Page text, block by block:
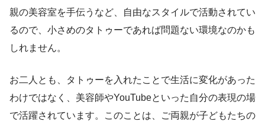
親の美容室を手伝うなど、自由なスタイルで活動されてい
るので、小さめのタトゥーであれば問題ない環境なのかも
しれません。
お二人とも、タトゥーを入れたことで生活に変化があった
わけではなく、美容師やYouTubeといった自分の表現の場
で活躍されています。このことは、ご両親が子どもたちの